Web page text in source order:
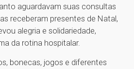
aguardavam suas consultas
receberam presentes de Natal,
alegria e solidariedade,
da rotina hospitalar.
bonecas, jogos e diferentes